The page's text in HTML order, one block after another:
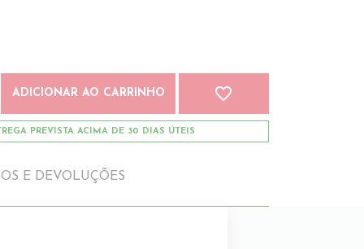
ADICIONAR AO CARRINHO favorite_border
PREVISTA ACIMA DE 30 DIAS ÚTEIS
E DEVOLUÇÕES